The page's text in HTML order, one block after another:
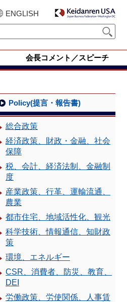
ENGLISH
会長コメント／スピーチ
Policy(提言・報告書)
総合政策
経済政策、財政・金融、社会
保障
税、会計、経済法制、金融制
度
産業政策、行革、運輸流通、
農業
都市住宅、地域活性化、観光
科学技術、情報通信、知財政
策
環境、エネルギー
CSR、消費者、防災、教育、
DEI
労働政策、労使関係、人事賃